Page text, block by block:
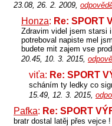
23.08, 26. 2. 2009,
Honza: Re: SPORT
Zdravim videl jsem starsi
potreboval napiste mel
budete mit zajem vse
20.45, 10. 3. 2015,
viťa: Re: SPORT
scháním ty ledky co
15.49, 12. 3. 2015,
Pafka: Re: SPORT
bratr dostal latěj přes vejce